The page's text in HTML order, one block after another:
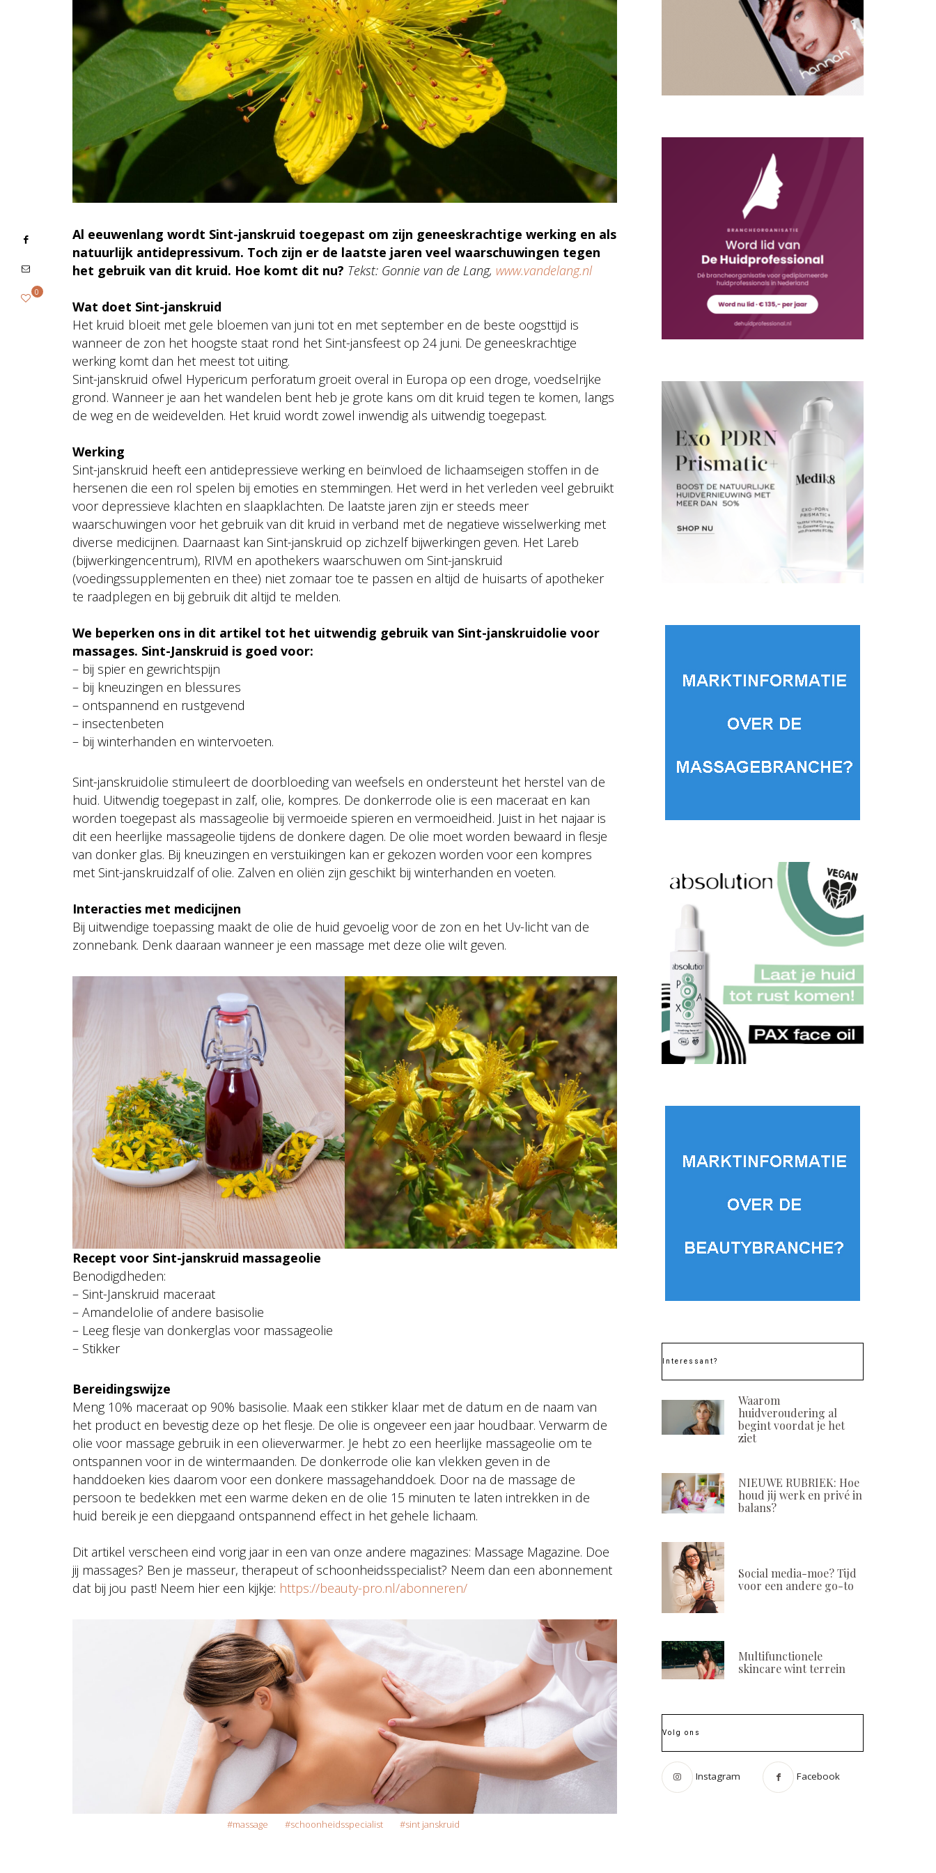
Al eeuwenlang wordt Sint-janskruid toegepast om zijn geneeskrachtige werking en als
natuurlijk antidepressivum. Toch zijn er de laatste jaren veel waarschuwingen tegen
het gebruik van dit kruid. Hoe komt dit nu? Tekst: Gonnie van de Lang, www.vandelang.nl
Wat doet Sint-janskruid
Het kruid bloeit met gele bloemen van juni tot en met september en de beste oogsttijd is
wanneer de zon het hoogste staat rond het Sint-jansfeest op 24 juni. De geneeskrachtige
werking komt dan het meest tot uiting.
Sint-janskruid ofwel Hypericum perforatum groeit overal in Europa op een droge, voedselrijke
grond. Wanneer je aan het wandelen bent heb je grote kans om dit kruid tegen te komen, langs
de weg en de weidevelden. Het kruid wordt zowel inwendig als uitwendig toegepast.
Werking
Sint-janskruid heeft een antidepressieve werking en beïnvloed de lichaamseigen stoffen in de
hersenen die een rol spelen bij emoties en stemmingen. Het werd in het verleden veel gebruikt
voor depressieve klachten en slaapklachten. De laatste jaren zijn er steeds meer
waarschuwingen voor het gebruik van dit kruid in verband met de negatieve wisselwerking met
diverse medicijnen. Daarnaast kan Sint-janskruid op zichzelf bijwerkingen geven. Het Lareb
(bijwerkingencentrum), RIVM en apothekers waarschuwen om Sint-janskruid
(voedingssupplementen en thee) niet zomaar toe te passen en altijd de huisarts of apotheker
te raadplegen en bij gebruik dit altijd te melden.
We beperken ons in dit artikel tot het uitwendig gebruik van Sint-janskruidolie voor
massages. Sint-Janskruid is goed voor:
– bij spier en gewrichtspijn
– bij kneuzingen en blessures
– ontspannend en rustgevend
– insectenbeten
– bij winterhanden en wintervoeten.
Sint-janskruidolie stimuleert de doorbloeding van weefsels en ondersteunt het herstel van de
huid. Uitwendig toegepast in zalf, olie, kompres. De donkerrode olie is een maceraat en kan
worden toegepast als massageolie bij vermoeide spieren en vermoeidheid. Juist in het najaar is
dit een heerlijke massageolie tijdens de donkere dagen. De olie moet worden bewaard in flesje
van donker glas. Bij kneuzingen en verstuikingen kan er gekozen worden voor een kompres
met Sint-janskruidzalf of olie. Zalven en oliën zijn geschikt bij winterhanden en voeten.
Interacties met medicijnen
Bij uitwendige toepassing maakt de olie de huid gevoelig voor de zon en het Uv-licht van de
zonnebank. Denk daaraan wanneer je een massage met deze olie wilt geven.
Recept voor Sint-janskruid massageolie
Benodigdheden:
– Sint-Janskruid maceraat
– Amandelolie of andere basisolie
– Leeg flesje van donkerglas voor massageolie
– Stikker
Bereidingswijze
Meng 10% maceraat op 90% basisolie. Maak een stikker klaar met de datum en de naam van
het product en bevestig deze op het flesje. De olie is ongeveer een jaar houdbaar. Verwarm de
olie voor massage gebruik in een olieverwarmer. Je hebt zo een heerlijke massageolie om te
ontspannen voor in de wintermaanden. De donkerrode olie kan vlekken geven in de
handdoeken kies daarom voor een donkere massagehanddoek. Door na de massage de
persoon te bedekken met een warme deken en de olie 15 minuten te laten intrekken in de
huid bereik je een diepgaand ontspannend effect in het gehele lichaam.
Dit artikel verscheen eind vorig jaar in een van onze andere magazines: Massage Magazine. Doe
jij massages? Ben je masseur, therapeut of schoonheidsspecialist? Neem dan een abonnement
dat bij jou past! Neem hier een kijkje: https://beauty-pro.nl/abonneren/
0
massage schoonheidsspecialist sint janskruid
Interessant?
Waarom
huidveroudering al
begint voordat je het
ziet
NIEUWE RUBRIEK: Hoe
houd jij werk en privé in
balans?
Social media-moe? Tijd
voor een andere go-to
Multifunctionele
skincare wint terrein
Volg ons
Instagram Facebook